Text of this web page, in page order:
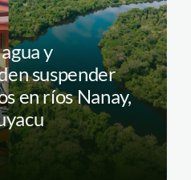
y
suspender
en ríos Nanay,